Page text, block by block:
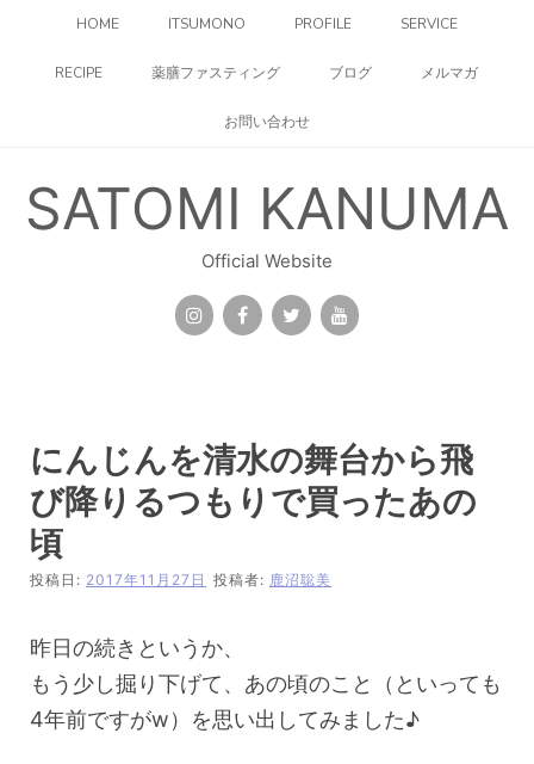
HOME ITSUMONO PROFILE SERVICE
RECIPE 薬膳ファスティング ブログ メルマガ
お問い合わせ
SATOMI KANUMA
Official Website
にんじんを清水の舞台から飛
び降りるつもりで買ったあの
頃
投稿日: 2017年11月27日 投稿者: 鹿沼聡美
昨日の続きというか、
もう少し掘り下げて、あの頃のこと（といっても
4年前ですがw）を思い出してみました♪